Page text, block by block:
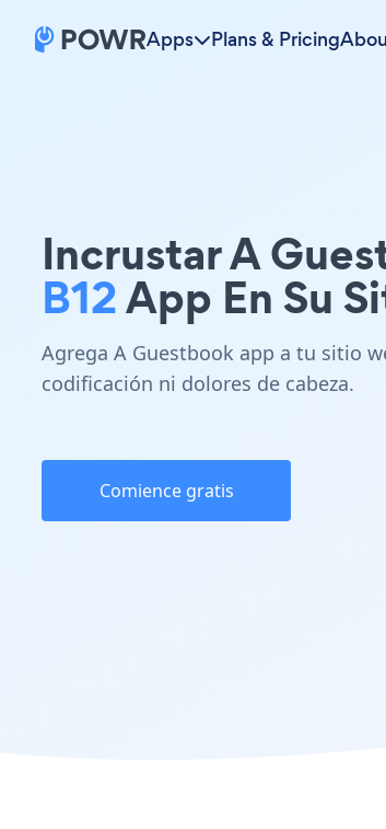
Apps Plans & Pricing
Incrustar A
B12App En Su
Agrega A Guestbook app a tu sitio
codificación ni dolores de cabeza.
Comience gratis